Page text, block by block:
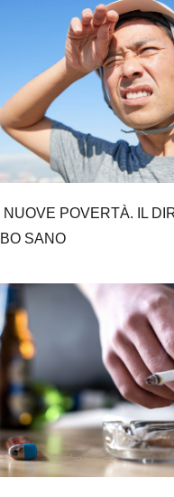
POVERTÀ. IL
SANO